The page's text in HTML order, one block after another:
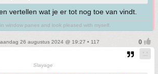
vertellen wat je er tot nog toe van vindt.
window panes and look pleased with myself.
26 augustus 2024 @ 19:27 • 117
Slayage